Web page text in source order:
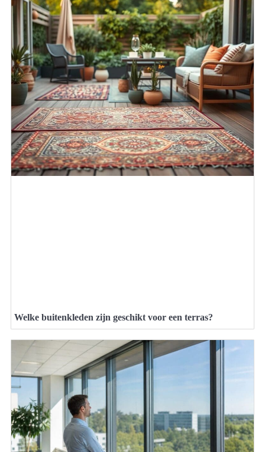
Welke buitenkleden zijn geschikt voor een terras?